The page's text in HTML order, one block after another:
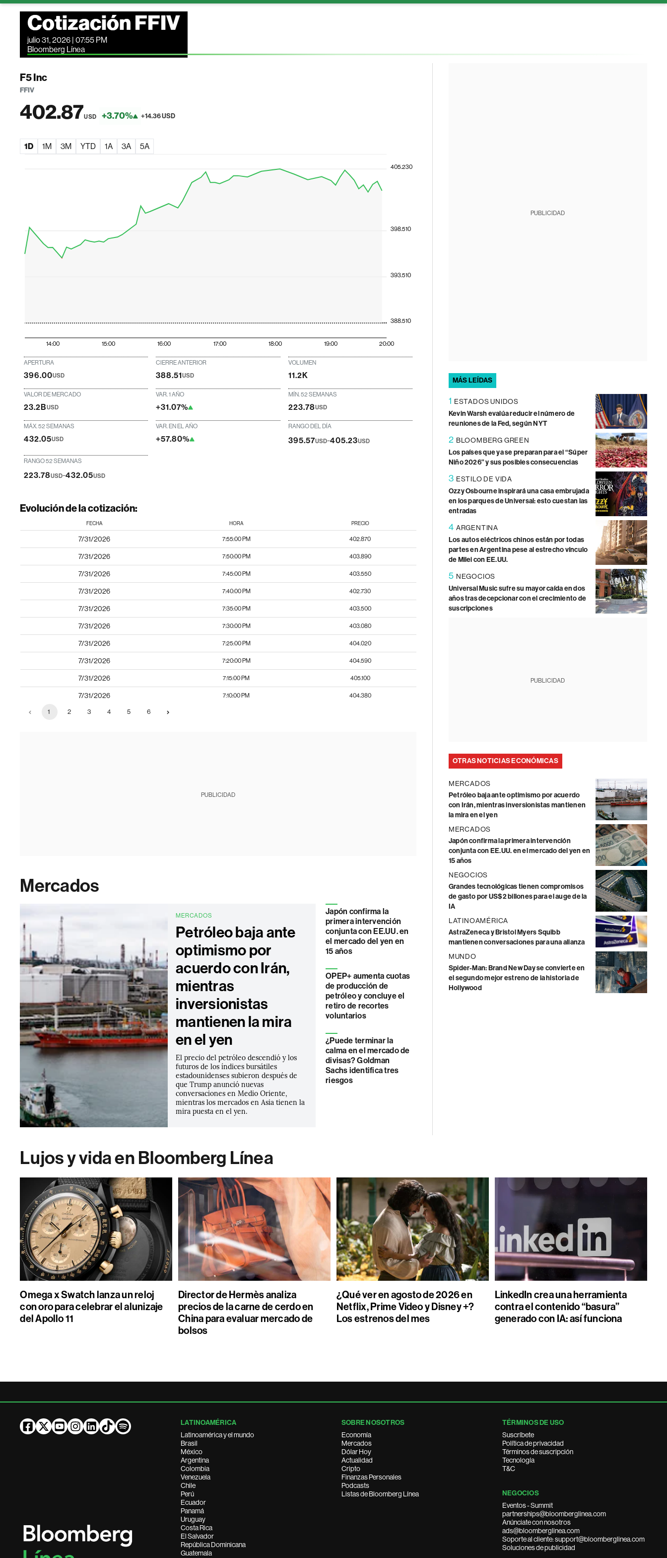
Cotización FFIV
julio 31, 2026 | 07:55 PM
Bloomberg Línea
F5 Inc
FFIV
402.87USD +3.70% +14.36 USD
1D 1M 3M YTD 1A 3A 5A
14:00 15:00 16:00 17:00 18:00 19:00 20:00
388.510
393.510
398.510
405.230
APERTURA
396.00USD
CIERRE ANTERIOR
388.51USD
VOLUMEN
11.2K
VALOR DE MERCADO
23.2BUSD
VAR. 1 AÑO
+31.07%
MÍN. 52 SEMANAS
223.78USD
MÁX. 52 SEMANAS
432.05USD
VAR. EN EL AÑO
+57.80%
RANGO DEL DÍA
395.57USD-405.23USD
RANGO 52 SEMANAS
223.78USD-432.05USD
Evolución de la cotización:
FECHA HORA PRECIO
7/31/2026 7:55:00 PM 402.870
7/31/2026 7:50:00 PM 403.890
7/31/2026 7:45:00 PM 403.550
7/31/2026 7:40:00 PM 402.730
7/31/2026 7:35:00 PM 403.500
7/31/2026 7:30:00 PM 403.080
7/31/2026 7:25:00 PM 404.020
7/31/2026 7:20:00 PM 404.590
7/31/2026 7:15:00 PM 405.100
7/31/2026 7:10:00 PM 404.380
1 2 3 4 5 6
PUBLICIDAD
Mercados
MERCADOS
Petróleo baja ante
optimismo por
acuerdo con Irán,
mientras
inversionistas
mantienen la mira
en el yen
El precio del petróleo descendió y los
futuros de los índices bursátiles
estadounidenses subieron después de
que Trump anunció nuevas
conversaciones en Medio Oriente,
mientras los mercados en Asia tienen la
mira puesta en el yen.
Japón confirma la
primera intervención
conjunta con EE.UU. en
el mercado del yen en
15 años
OPEP+ aumenta cuotas
de producción de
petróleo y concluye el
retiro de recortes
voluntarios
¿Puede terminar la
calma en el mercado de
divisas? Goldman
Sachs identifica tres
riesgos
PUBLICIDAD
MÁS LEÍDAS
1 ESTADOS UNIDOS
Kevin Warsh evalúa reducir el número de
reuniones de la Fed, según NYT
2 BLOOMBERG GREEN
Los países que ya se preparan para el “Súper
Niño 2026” y sus posibles consecuencias
3 ESTILO DE VIDA
Ozzy Osbourne inspirará una casa embrujada
en los parques de Universal: esto cuestan las
entradas
4 ARGENTINA
Los autos eléctricos chinos están por todas
partes en Argentina pese al estrecho vínculo
de Milei con EE.UU.
5 NEGOCIOS
Universal Music sufre su mayor caída en dos
años tras decepcionar con el crecimiento de
suscripciones
PUBLICIDAD
OTRAS NOTICIAS ECONÓMICAS
MERCADOS
Petróleo baja ante optimismo por acuerdo
con Irán, mientras inversionistas mantienen
la mira en el yen
MERCADOS
Japón confirma la primera intervención
conjunta con EE.UU. en el mercado del yen en
15 años
NEGOCIOS
Grandes tecnológicas tienen compromisos
de gasto por US$2 billones para el auge de la
IA
LATINOAMÉRICA
AstraZeneca y Bristol Myers Squibb
mantienen conversaciones para una alianza
MUNDO
Spider-Man: Brand New Day se convierte en
el segundo mejor estreno de la historia de
Hollywood
Lujos y vida en Bloomberg Línea
Omega x Swatch lanza un reloj
con oro para celebrar el alunizaje
del Apollo 11
Director de Hermès analiza
precios de la carne de cerdo en
China para evaluar mercado de
bolsos
¿Qué ver en agosto de 2026 en
Netflix, Prime Video y Disney +?
Los estrenos del mes
LinkedIn crea una herramienta
contra el contenido “basura”
generado con IA: así funciona
LATINOAMÉRICA
Latinoamérica y el mundo
Brasil
México
Argentina
Colombia
Venezuela
Chile
Perú
Ecuador
Panamá
Uruguay
Costa Rica
El Salvador
República Dominicana
Guatemala
SOBRE NOSOTROS
Economía
Mercados
Dólar Hoy
Actualidad
Cripto
Finanzas Personales
Podcasts
Listas de Bloomberg Línea
TÉRMINOS DE USO
Suscríbete
Política de privacidad
Términos de suscripción
Tecnología
T&C
NEGOCIOS
Eventos - Summit
partnerships@bloomberglinea.com
Anúnciate con nosotros
ads@bloomberglinea.com
Soporte al cliente: support@bloomberglinea.com
Soluciones de publicidad